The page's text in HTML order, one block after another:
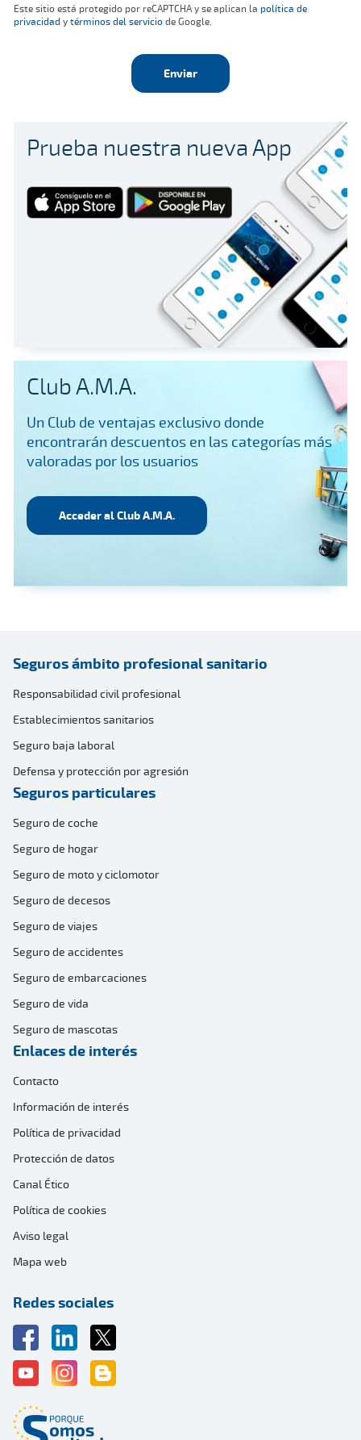
Este sitio está protegido por reCAPTCHA y se aplican la política de
privacidad ytérminos del serviciode Google.
Enviar
Prueba nuestra nueva App
Club A.M.A.
Un Club de ventajas exclusivo donde
encontrarán descuentos en las categorías más
valoradas por los usuarios
Acceder al Club A.M.A.
Seguros ámbito profesional sanitario
Responsabilidad civil profesional
Establecimientos sanitarios
Seguro baja laboral
Defensa y protección por agresión
Seguros particulares
Seguro de coche
Seguro de hogar
Seguro de moto y ciclomotor
Seguro de decesos
Seguro de viajes
Seguro de accidentes
Seguro de embarcaciones
Seguro de vida
Seguro de mascotas
Enlaces de interés
Contacto
Información de interés
Política de privacidad
Protección de datos
Canal Ético
Política de cookies
Aviso legal
Mapa web
Redes sociales